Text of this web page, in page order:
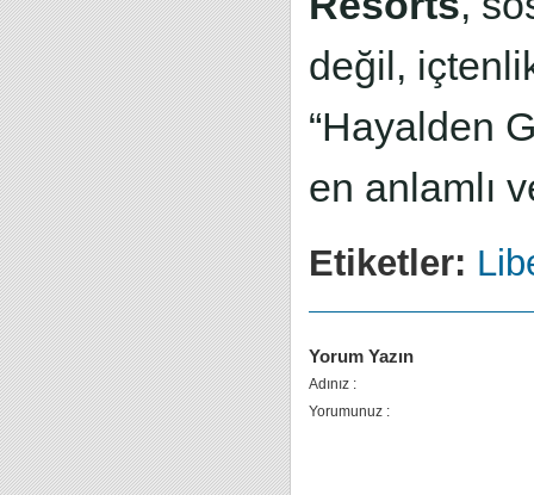
değil,
“Hayalden
en anlamlı
Etiketler:
Yorum Yazın
Adınız :
Yorumunuz :